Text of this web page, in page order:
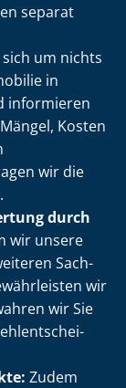
separat
um nichts
in
informieren
Kosten
wir die
durch
wir unsere
Sach­
wir
wir Sie
Zudem